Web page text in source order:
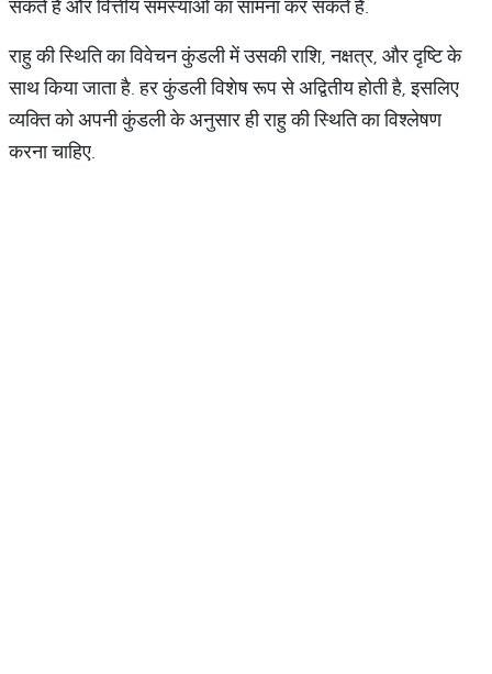
सकते हैं और वित्तीय समस्याओं का सामना कर सकते हैं.
राहु की स्थिति का विवेचन कुंडली में उसकी राशि, नक्षत्र, और दृष्टि के
साथ किया जाता है. हर कुंडली विशेष रूप से अद्वितीय होती है, इसलिए
व्यक्ति को अपनी कुंडली के अनुसार ही राहु की स्थिति का विश्लेषण
करना चाहिए.